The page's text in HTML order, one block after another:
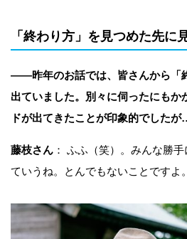
「終わり方」を見つめた先に
——昨年のお話では、皆さんから「
出ていました。別々に伺ったにもか
ドが出てきたことが印象的でしたが
藤枝さん ： ふふ（笑）。みんな勝
ていうね。とんでもないことですよ。